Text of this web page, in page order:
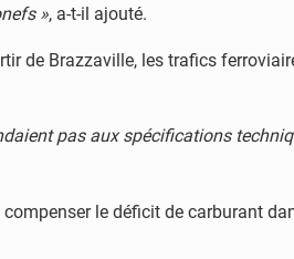
», a-t-il ajouté.
de Brazzaville, les trafics
pas aux spécifications
le déficit de carburant